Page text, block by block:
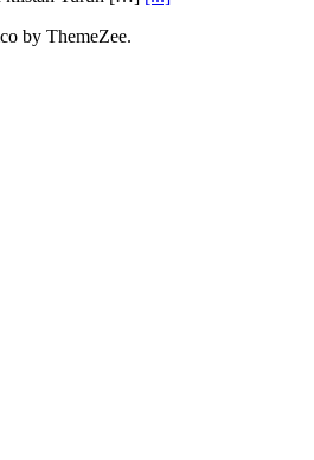
by ThemeZee.